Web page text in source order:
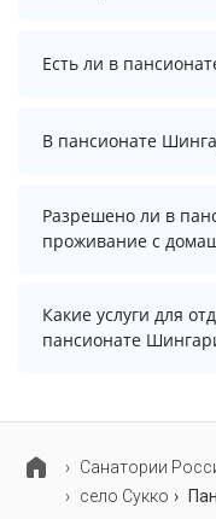
Заезд возможен
Есть ли в
Да. Всего на
бассейнов: 2. А
информацию Вы
менеджера.
В пансионате
В пансионате
информацию перед
Разрешено ли в
проживание с
Проживание с
Какие услуги для
пансионате
комната, детский
детей, детские
территории есть
Cанатории
село Сукко